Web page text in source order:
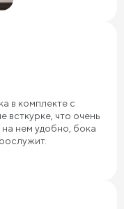
в комплекте с
всткурке, что очень
нем удобно, бока